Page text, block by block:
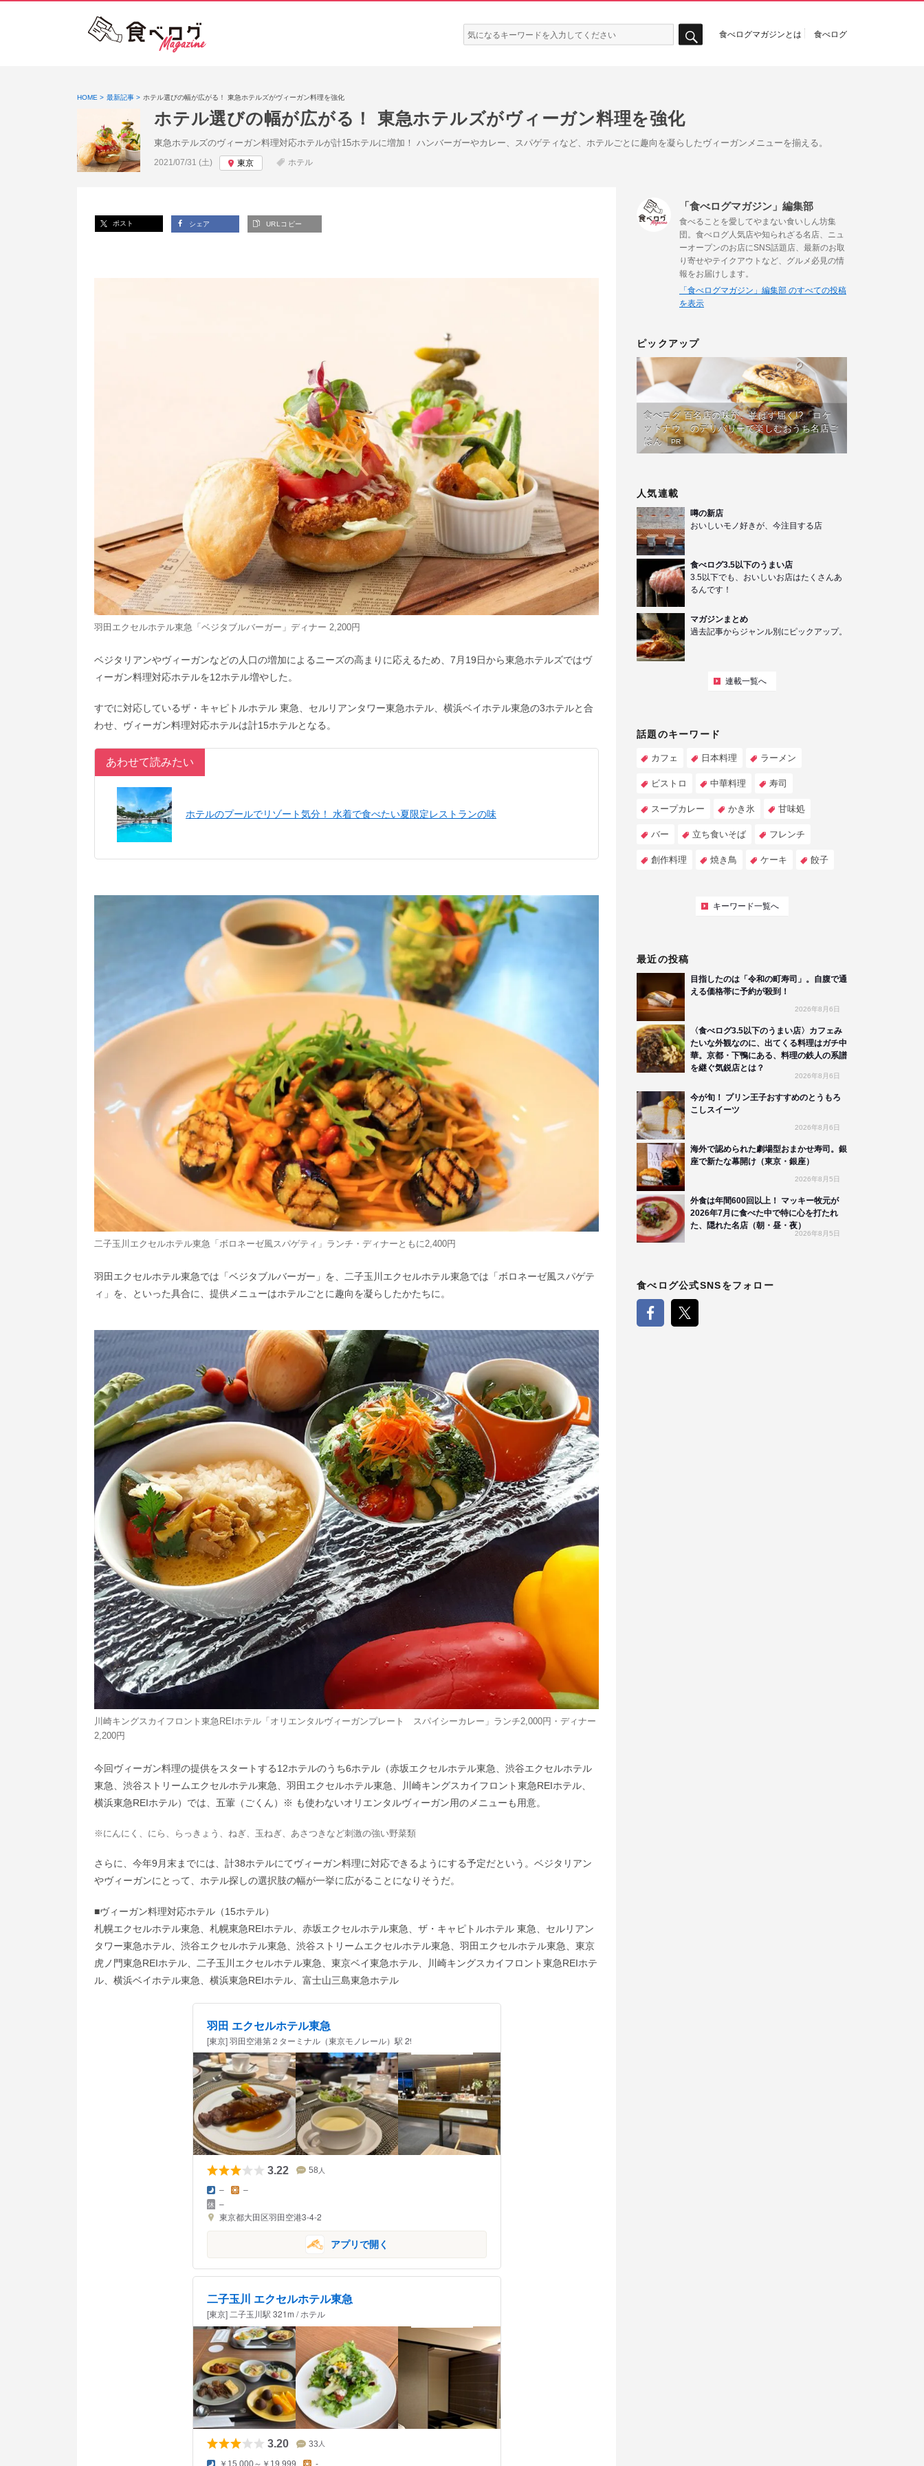
検
索:
食べログマガジンとは 食べログ
HOME 最新記事 ホテル選びの幅が広がる！ 東急ホテルズがヴィーガン料理を強化
ホテル選びの幅が広がる！ 東急ホテルズがヴィーガン料理を強化
東急ホテルズのヴィーガン料理対応ホテルが計15ホテルに増加！ ハンバーガーやカレー、スパゲティなど、ホテルごとに趣向を凝らしたヴィーガンメニューを揃える。
投稿日:
2021/07/31 (土) 東京 ホテル
ポスト シェア URLコピー
羽田エクセルホテル東急「ベジタブルバーガー」ディナー 2,200円
ベジタリアンやヴィーガンなどの人口の増加によるニーズの高まりに応えるため、7月19日から東急ホテルズではヴ
ィーガン料理対応ホテルを12ホテル増やした。
すでに対応しているザ・キャピトルホテル 東急、セルリアンタワー東急ホテル、横浜ベイホテル東急の3ホテルと合
わせ、ヴィーガン料理対応ホテルは計15ホテルとなる。
あわせて読みたい
ホテルのプールでリゾート気分！ 水着で食べたい夏限定レストランの味
二子玉川エクセルホテル東急「ボロネーゼ風スパゲティ」ランチ・ディナーともに2,400円
羽田エクセルホテル東急では「ベジタブルバーガー」を、二子玉川エクセルホテル東急では「ボロネーゼ風スパゲテ
ィ」を、といった具合に、提供メニューはホテルごとに趣向を凝らしたかたちに。
川崎キングスカイフロント東急REIホテル「オリエンタルヴィーガンプレート スパイシーカレー」ランチ2,000円・ディナー
2,200円
今回ヴィーガン料理の提供をスタートする12ホテルのうち6ホテル（赤坂エクセルホテル東急、渋谷エクセルホテル
東急、渋谷ストリームエクセルホテル東急、羽田エクセルホテル東急、川崎キングスカイフロント東急REIホテル、
横浜東急REIホテル）では、五葷（ごくん）※ も使わないオリエンタルヴィーガン用のメニューも用意。
※にんにく、にら、らっきょう、ねぎ、玉ねぎ、あさつきなど刺激の強い野菜類
さらに、今年9月末までには、計38ホテルにてヴィーガン料理に対応できるようにする予定だという。ベジタリアン
やヴィーガンにとって、ホテル探しの選択肢の幅が一挙に広がることになりそうだ。
■ヴィーガン料理対応ホテル（15ホテル）
札幌エクセルホテル東急、札幌東急REIホテル、赤坂エクセルホテル東急、ザ・キャピトルホテル 東急、セルリアン
タワー東急ホテル、渋谷エクセルホテル東急、渋谷ストリームエクセルホテル東急、羽田エクセルホテル東急、東京
虎ノ門東急REIホテル、二子玉川エクセルホテル東急、東京ベイ東急ホテル、川崎キングスカイフロント東急REIホテ
ル、横浜ベイホテル東急、横浜東急REIホテル、富士山三島東急ホテル
羽田 エクセルホテル東急
[東京] 羽田空港第２ターミナル（東京モノレール）駅 298m / ホテル
3.22 58 人
– –
–
東京都大田区羽田空港3-4-2
アプリで開く
二子玉川 エクセルホテル東急
[東京] 二子玉川駅 321m / ホテル
3.20 33 人
「食べログマガジン」編集部
食べることを愛してやまない食いしん坊集
団。食べログ人気店や知られざる名店、ニュ
ーオープンのお店にSNS話題店、最新のお取
り寄せやテイクアウトなど、グルメ必見の情
報をお届けします。
「食べログマガジン」編集部 のすべての投稿
を表示
ピックアップ
食べログ 百名店の味が、並ばず届く!?「ロケ
ットナウ」のデリバリーで楽しむおうち名店ご
はん
PR
人気連載
噂の新店
おいしいモノ好きが、今注目する店
食べログ3.5以下のうまい店
3.5以下でも、おいしいお店はたくさんあ
るんです！
マガジンまとめ
過去記事からジャンル別にピックアップ。
連載一覧へ
話題のキーワード
カフェ 日本料理 ラーメン
ビストロ 中華料理 寿司
スープカレー かき氷 甘味処
バー 立ち食いそば フレンチ
創作料理 焼き鳥 ケーキ 餃子
キーワード一覧へ
最近の投稿
目指したのは「令和の町寿司」。自腹で通
える価格帯に予約が殺到！
2026年8月6日
〈食べログ3.5以下のうまい店〉カフェみ
たいな外観なのに、出てくる料理はガチ中
華。京都・下鴨にある、料理の鉄人の系譜
を継ぐ気鋭店とは？
2026年8月6日
今が旬！ プリン王子おすすめのとうもろ
こしスイーツ
2026年8月6日
海外で認められた劇場型おまかせ寿司。銀
座で新たな幕開け（東京・銀座）
2026年8月5日
外食は年間600回以上！ マッキー牧元が
2026年7月に食べた中で特に心を打たれ
た、隠れた名店（朝・昼・夜）
2026年8月5日
食べログ公式SNSをフォロー